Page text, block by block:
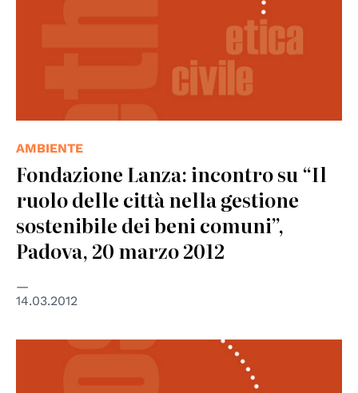
AMBIENTE
Fondazione Lanza: incontro su “Il
ruolo delle città nella gestione
sostenibile dei beni comuni”,
Padova, 20 marzo 2012
14.03.2012